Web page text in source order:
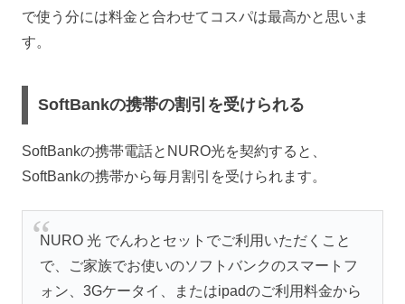
で使う分には料金と合わせてコスパは最高かと思いま
す。
SoftBankの携帯の割引を受けられる
SoftBankの携帯電話とNURO光を契約すると、
SoftBankの携帯から毎月割引を受けられます。
NURO 光 でんわとセットでご利用いただくこと
で、ご家族でお使いのソフトバンクのスマートフ
ォン、3Gケータイ、またはipadのご利用料金から